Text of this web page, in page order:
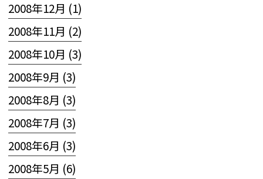
2008年12月 (1)
2008年11月 (2)
2008年10月 (3)
2008年9月 (3)
2008年8月 (3)
2008年7月 (3)
2008年6月 (3)
2008年5月 (6)